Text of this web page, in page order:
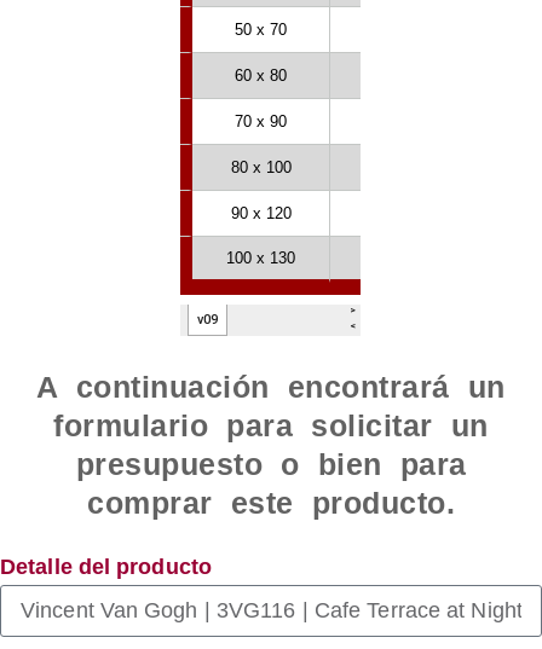
A continuación encontrará un
formulario para solicitar un
presupuesto o bien para
comprar este producto.
Detalle del producto